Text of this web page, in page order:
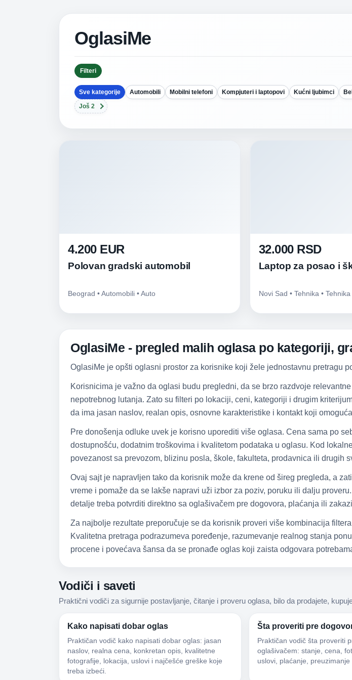
OglasiMe
Filteri
Sve kategorije Automobili Mobilni telefoni Kompjuteri i laptopovi Kućni ljubimci
Još 2
4.200 EUR
Polovan gradski automobil
Beograd • Automobili • Auto
32.000 RSD
Laptop za posao i
Novi Sad • Tehnika • Tehnika
OglasiMe - pregled malih oglasa po kategoriji,
OglasiMe je opšti oglasni prostor za korisnike koji žele jednostavnu pretragu
Korisnicima je važno da oglasi budu pregledni, da se brzo razdvoje
nepotrebnog lutanja. Zato su filteri po lokaciji, ceni, kategoriji i drugim
da ima jasan naslov, realan opis, osnovne karakteristike i kontakt koji
Pre donošenja odluke uvek je korisno uporediti više oglasa. Cena sama po
dostupnošću, dodatnim troškovima i kvalitetom podataka u oglasu. Kod
povezanost sa prevozom, blizinu posla, škole, fakulteta, prodavnica ili drugih
Ovaj sajt je napravljen tako da korisnik može da krene od šireg pregleda, a
vreme i pomaže da se lakše napravi uži izbor za poziv, poruku ili dalju
detalje treba potvrditi direktno sa oglašivačem pre dogovora, plaćanja ili
Za najbolje rezultate preporučuje se da korisnik proveri više kombinacija
Kvalitetna pretraga podrazumeva poređenje, razumevanje realnog stanja
procene i povećava šansa da se pronađe oglas koji zaista odgovara
Vodiči i saveti
Praktični vodiči za sigurnije postavljanje, čitanje i proveru oglasa, bilo da prodajete,
Kako napisati dobar oglas
Praktičan vodič kako napisati dobar oglas: jasan
naslov, realna cena, konkretan opis, kvalitetne
fotografije, lokacija, uslovi i najčešće greške koje
treba izbeći.
Šta proveriti pre
Praktičan vodič šta proveriti
oglašivačem: stanje, cena,
uslovi, plaćanje, preuzimanje